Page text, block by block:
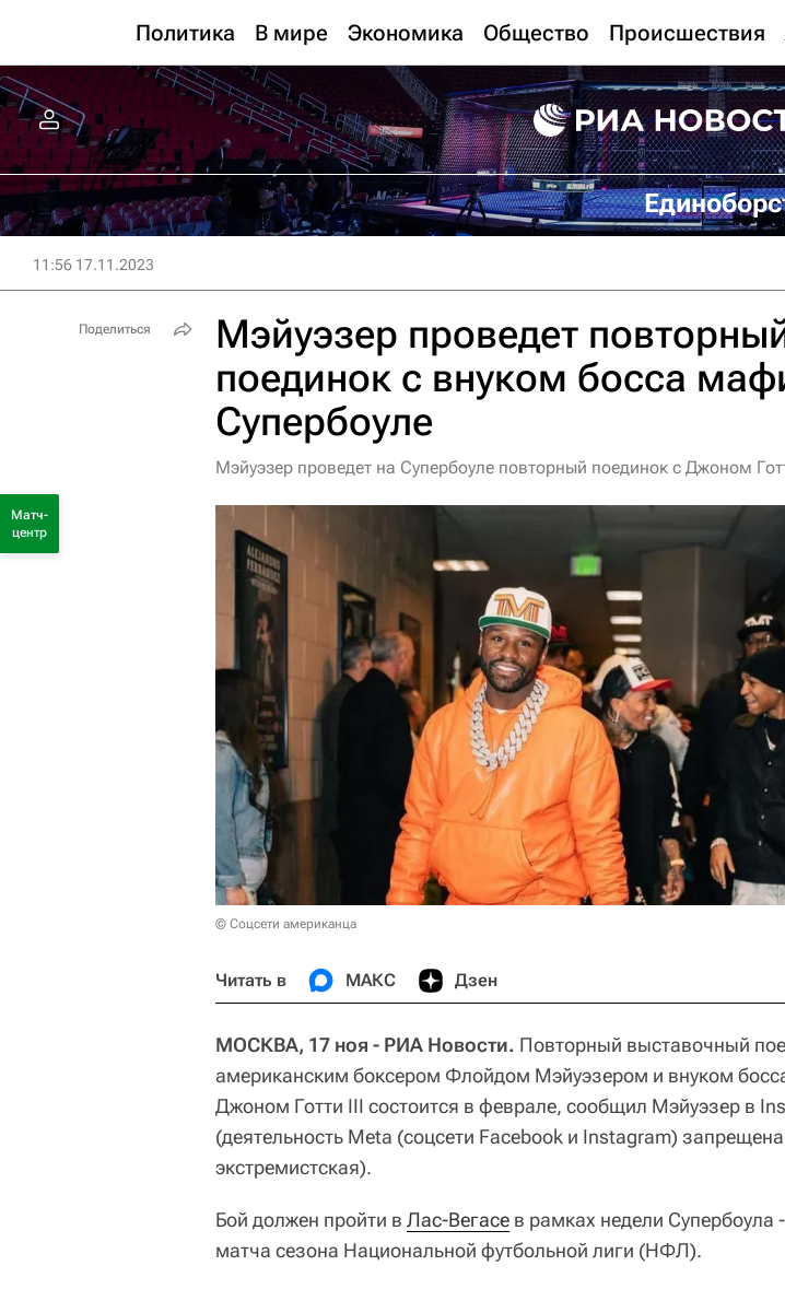
Политика В мире Экономика Общество Происшествия
11:56 17.11.2023
Мэйуэзер проведет
поединок с внуком босса
Супербоуле
Мэйуэзер проведет на Супербоуле повторный поединок с Джоном
© Соцсети американца
Читать в МАКС Дзен
МОСКВА, 17 ноя - РИА Новости. Повторный выставочный
американским боксером Флойдом Мэйуэзером и внуком
Джоном Готти III состоится в феврале, сообщил Мэйуэзер в
(деятельность Meta (соцсети Facebook и Instagram)
экстремистская).
Бой должен пройти в Лас-Вегасе в рамках недели Супербоула
матча сезона Национальной футбольной лиги (НФЛ).
Поделиться
Матч-
центр